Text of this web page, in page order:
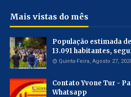
Mais vistas do mês
População estimada
13.091 habitantes,
Quinta-Feira, Agosto 27,
Contato Yvone Tur -
Whatsapp